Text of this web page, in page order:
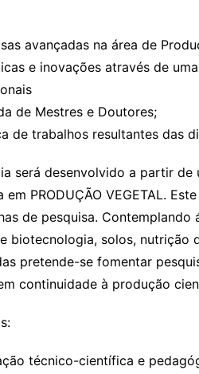
avançadas na área de
e inovações através de
de Mestres e Doutores;
de trabalhos resultantes das
será desenvolvido a partir
PRODUÇÃO VEGETAL.
de pesquisa. Contemplando
biotecnologia, solos, nutrição
pretende-se fomentar
continuidade à produção
técnico-científica e